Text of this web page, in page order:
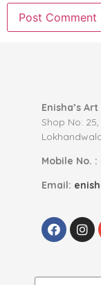
Enisha’s
Shop No:
Mobile No. :
Email: